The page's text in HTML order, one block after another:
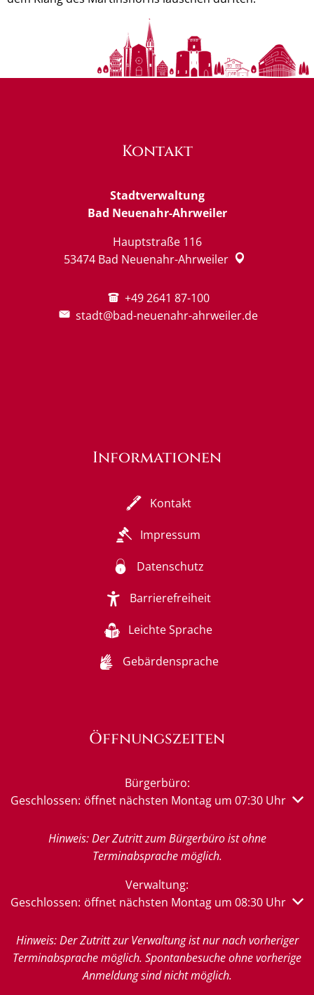
Kontakt
Stadtverwaltung
Bad Neuenahr-Ahrweiler
Hauptstraße 116
53474 Bad Neuenahr-Ahrweiler
+49 2641 87-100
stadt@bad-neuenahr-ahrweiler.de
Informationen
Kontakt
Impressum
Datenschutz
Barrierefreiheit
Leichte Sprache
Gebärdensprache
Öffnungszeiten
Bürgerbüro:
Klicken, um weitere Öffnungs- oder Schließzeiten
Geschlossen: öffnet nächsten Montag um 07:30 Uhr
Hinweis: Der Zutritt zum Bürgerbüro ist ohne
Terminabsprache möglich.
Verwaltung:
Klicken, um weitere Öffnungs- oder Schließzeiten
Geschlossen: öffnet nächsten Montag um 08:30 Uhr
Hinweis: Der Zutritt zur Verwaltung ist nur nach vorheriger
Terminabsprache möglich. Spontanbesuche ohne vorherige
Anmeldung sind nicht möglich.